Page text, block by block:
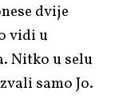
dvije
vidi u
Nitko u selu
samo Jo.